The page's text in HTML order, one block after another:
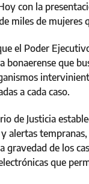
con la
miles de mujeres
el Poder
bonaerense que
a cada caso.
de Justicia
alertas
gravedad de los
que